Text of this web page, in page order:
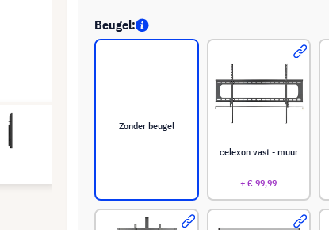
Beugel:
Zonder beugel
celexon vast - muur
+ € 99,99